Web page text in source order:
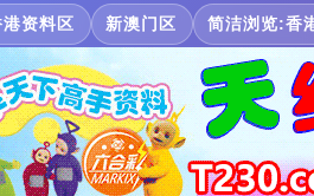
港资料区 新澳门区 简洁浏览:香